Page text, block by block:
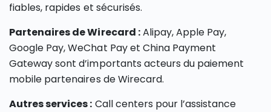
fiables, rapides et sécurisés.
Partenaires de Wirecard :Alipay, Apple Pay,
Google Pay, WeChat Pay et China Payment
Gateway sont d’importants acteurs du paiement
mobile partenaires de Wirecard.
Autres services : Call centers pour l’assistance